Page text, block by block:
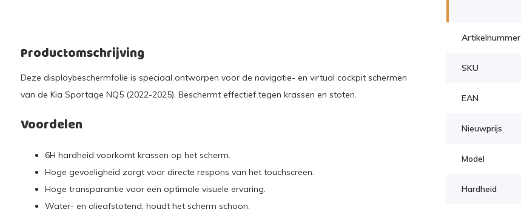
Productomschrijving
Deze displaybeschermfolie is speciaal ontworpen voor de navigatie- en virtual cockpit schermen
van de Kia Sportage NQ5 (2022-2025). Beschermt effectief tegen krassen en stoten.
Voordelen
6H hardheid voorkomt krassen op het scherm.
Hoge gevoeligheid zorgt voor directe respons van het touchscreen.
Hoge transparantie voor een optimale visuele ervaring.
Water- en olieafstotend, houdt het scherm schoon.
Artikelnummer
SKU
EAN
Nieuwprijs
Model
Hardheid